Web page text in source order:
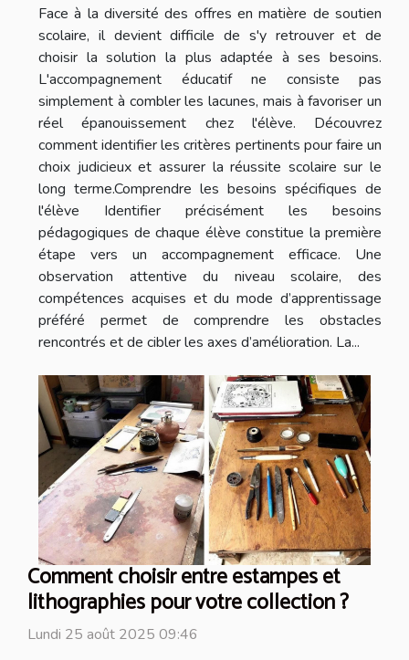
Face à la diversité des offres en matière de soutien
scolaire, il devient difficile de s'y retrouver et de
choisir la solution la plus adaptée à ses besoins.
L'accompagnement éducatif ne consiste pas
simplement à combler les lacunes, mais à favoriser un
réel épanouissement chez l'élève. Découvrez
comment identifier les critères pertinents pour faire un
choix judicieux et assurer la réussite scolaire sur le
long terme.Comprendre les besoins spécifiques de
l'élève Identifier précisément les besoins
pédagogiques de chaque élève constitue la première
étape vers un accompagnement efficace. Une
observation attentive du niveau scolaire, des
compétences acquises et du mode d’apprentissage
préféré permet de comprendre les obstacles
rencontrés et de cibler les axes d’amélioration. La...
Comment choisir entre estampes et
lithographies pour votre collection ?
Lundi 25 août 2025 09:46